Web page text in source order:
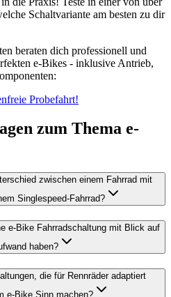
Schaltvariante am besten zu dir
beraten dich professionell und
e-Bikes - inklusive Antrieb,
Probefahrt!
zum Thema e-
zwischen einem Fahrrad mit
Singlespeed-Fahrrad?
e-Bike Fahrradschaltung mit Blick auf
haben?
die für Rennräder adaptiert
e-Bike Sinn machen?